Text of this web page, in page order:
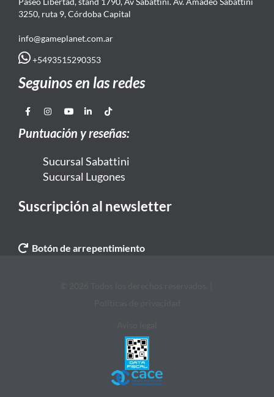
3250, ruta 9, Córdoba Capital
info@gameplanet.com.ar
+5493515290353
Seguinos en las redes
Puntuación y reseñas:
Sucursal Sabattini
Sucursal Lugones
Suscripción al newsletter
Botón de arrepentimiento